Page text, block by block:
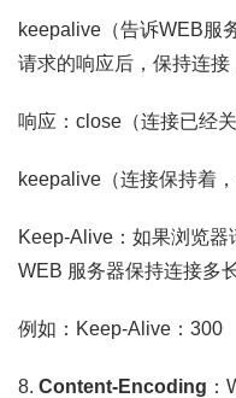
keepalive（告诉WEB服
请求的响应后，保持连接
响应：close（连接已经关
keepalive（连接保持着
Keep-Alive：如果浏览
WEB 服务器保持连接多
例如：Keep-Alive：300
8. Content-Encoding